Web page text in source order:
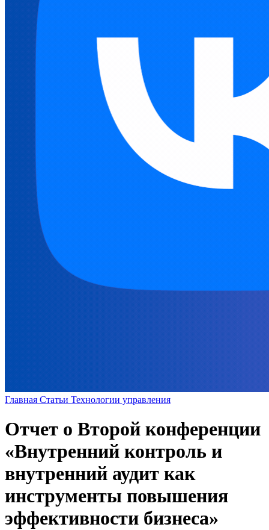
Главная Статьи Технологии управления
Отчет о Второй конференции
«Внутренний контроль и
внутренний аудит как
инструменты повышения
эффективности бизнеса»